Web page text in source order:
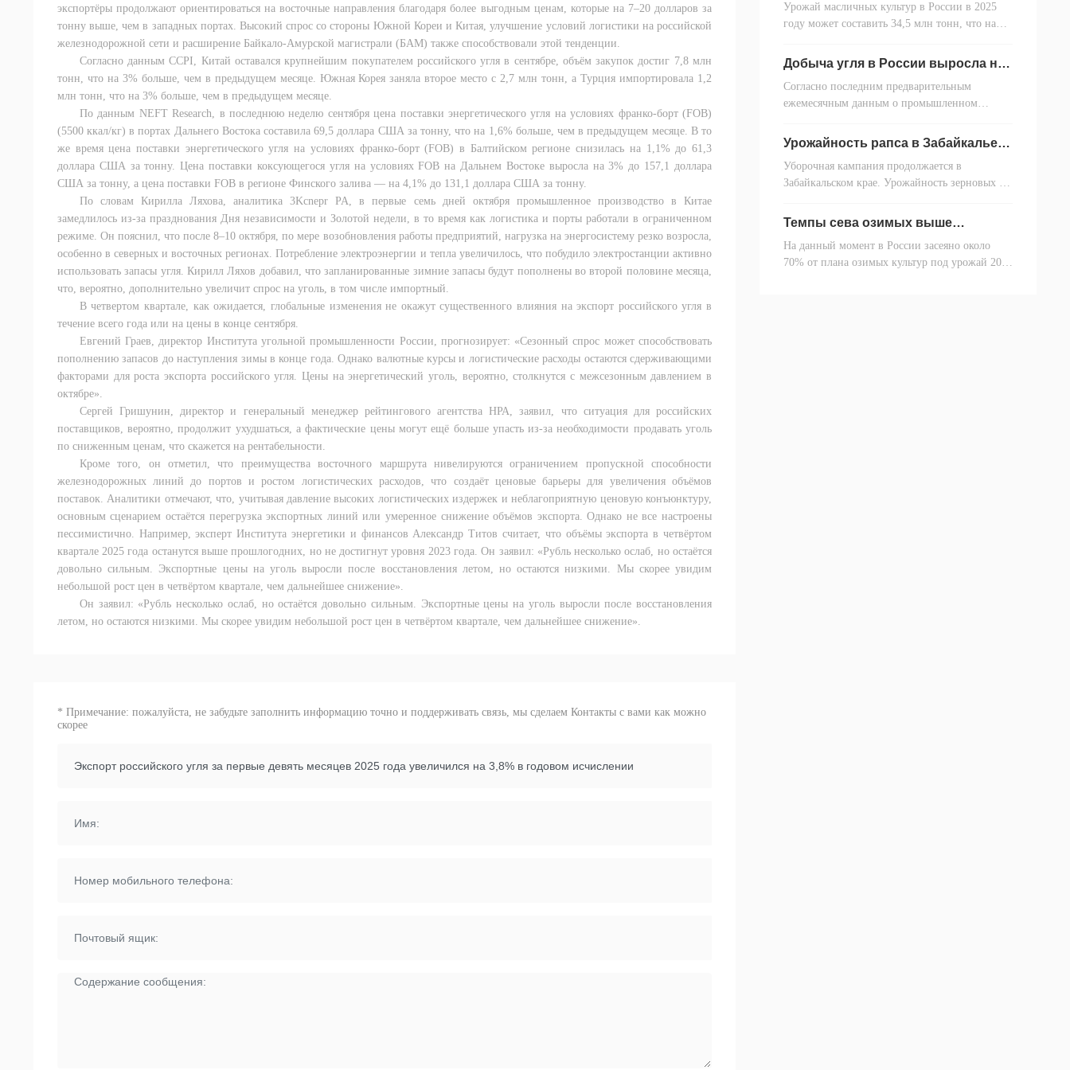
экспортёры продолжают ориентироваться на восточные направления благодаря более выгодным ценам, которые на 7–20 долларов за
тонну выше, чем в западных портах. Высокий спрос со стороны Южной Кореи и Китая, улучшение условий логистики на российской
железнодорожной сети и расширение Байкало-Амурской магистрали (БАМ) также способствовали этой тенденции.
Согласно данным CCPI, Китай оставался крупнейшим покупателем российского угля в сентябре, объём закупок достиг 7,8 млн
тонн, что на 3% больше, чем в предыдущем месяце. Южная Корея заняла второе место с 2,7 млн ​​тонн, а Турция импортировала 1,2
млн тонн, что на 3% больше, чем в предыдущем месяце.
По данным NEFT Research, в последнюю неделю сентября цена поставки энергетического угля на условиях франко-борт (FOB)
(5500 ккал/кг) в портах Дальнего Востока составила 69,5 доллара США за тонну, что на 1,6% больше, чем в предыдущем месяце. В то
же время цена поставки энергетического угля на условиях франко-борт (FOB) в Балтийском регионе снизилась на 1,1% до 61,3
доллара США за тонну. Цена поставки коксующегося угля на условиях FOB на Дальнем Востоке выросла на 3% до 157,1 доллара
США за тонну, а цена поставки FOB в регионе Финского залива — на 4,1% до 131,1 доллара США за тонну.
По словам Кирилла Ляхова, аналитика 3Kcnepr PA, в первые семь дней октября промышленное производство в Китае
замедлилось из-за празднования Дня независимости и Золотой недели, в то время как логистика и порты работали в ограниченном
режиме. Он пояснил, что после 8–10 октября, по мере возобновления работы предприятий, нагрузка на энергосистему резко возросла,
особенно в северных и восточных регионах. Потребление электроэнергии и тепла увеличилось, что побудило электростанции активно
использовать запасы угля. Кирилл Ляхов добавил, что запланированные зимние запасы будут пополнены во второй половине месяца,
что, вероятно, дополнительно увеличит спрос на уголь, в том числе импортный.
В четвертом квартале, как ожидается, глобальные изменения не окажут существенного влияния на экспорт российского угля в
течение всего года или на цены в конце сентября.
Евгений Граев, директор Института угольной промышленности России, прогнозирует: «Сезонный спрос может способствовать
пополнению запасов до наступления зимы в конце года. Однако валютные курсы и логистические расходы остаются сдерживающими
факторами для роста экспорта российского угля. Цены на энергетический уголь, вероятно, столкнутся с межсезонным давлением в
октябре».
Сергей Гришунин, директор и генеральный менеджер рейтингового агентства НРА, заявил, что ситуация для российских
поставщиков, вероятно, продолжит ухудшаться, а фактические цены могут ещё больше упасть из-за необходимости продавать уголь
по сниженным ценам, что скажется на рентабельности.
Кроме того, он отметил, что преимущества восточного маршрута нивелируются ограничением пропускной способности
железнодорожных линий до портов и ростом логистических расходов, что создаёт ценовые барьеры для увеличения объёмов
поставок. Аналитики отмечают, что, учитывая давление высоких логистических издержек и неблагоприятную ценовую конъюнктуру,
основным сценарием остаётся перегрузка экспортных линий или умеренное снижение объёмов экспорта. Однако не все настроены
пессимистично. Например, эксперт Института энергетики и финансов Александр Титов считает, что объёмы экспорта в четвёртом
квартале 2025 года останутся выше прошлогодних, но не достигнут уровня 2023 года. Он заявил: «Рубль несколько ослаб, но остаётся
довольно сильным. Экспортные цены на уголь выросли после восстановления летом, но остаются низкими. Мы скорее увидим
небольшой рост цен в четвёртом квартале, чем дальнейшее снижение».
Он заявил: «Рубль несколько ослаб, но остаётся довольно сильным. Экспортные цены на уголь выросли после восстановления
летом, но остаются низкими. Мы скорее увидим небольшой рост цен в четвёртом квартале, чем дальнейшее снижение».
* Примечание: пожалуйста, не забудьте заполнить информацию точно и поддерживать связь, мы сделаем Контакты с вами как можно
скорее
году
Урожай масличных культур в России в 2025
году может составить 34,5 млн тонн, что на
уровня, пишет Forbes со ссылкой на
руководителя аналитического
центра RUSEED Маргариту Свищеву.
Добыча угля в России выросла на
первые три квартала 2025 года
Согласно последним предварительным
ежемесячным данным о промышленном
службой государственной статистики (Росстат)
22 октября, общий объём добычи угля в
России с января по сентябрь 2025 года достиг
314 млн тонн, практически не изменившись, с
аналогичным периодом прошлого года.
Урожайность рапса в Забайкалье в
прошлогодней
Уборочная кампания продолжается в
Забайкальском крае. Урожайность зерновых и
2024 году. По рапсу показатель вырос на
правительства региона.
Темпы сева озимых выше
выполнению плана
На данный момент в России засеяно около
70% от плана озимых культур под урожай 2026